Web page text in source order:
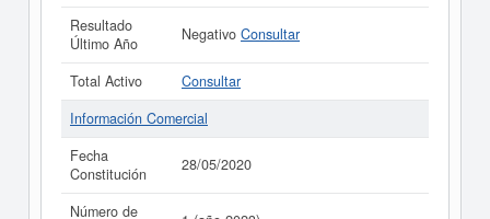
Resultado
Último Año
Negativo Consultar
Total Activo
Consultar
Información Comercial
Fecha
Constitución
28/05/2020
Número de